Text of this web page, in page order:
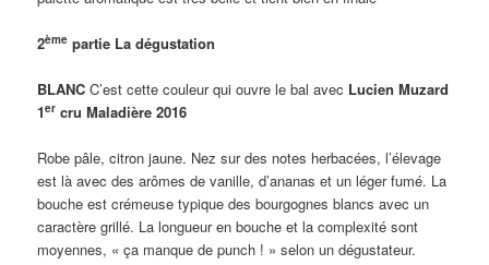
2ème partie La dégustation
BLANC C’est cette couleur qui ouvre le bal avec Lucien Muzard
1er cru Maladière 2016
Robe pâle, citron jaune. Nez sur des notes herbacées, l’élevage
est là avec des arômes de vanille, d’ananas et un léger fumé. La
bouche est crémeuse typique des bourgognes blancs avec un
caractère grillé. La longueur en bouche et la complexité sont
moyennes, « ça manque de punch ! » selon un dégustateur.